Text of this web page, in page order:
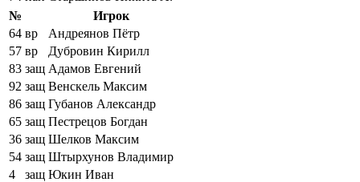
№
Игрок
64 вр
Андреянов Пётр
57 вр
Дубровин Кирилл
83 защ Адамов Евгений
92 защ Венскель Максим
86 защ Губанов Александр
65 защ Пестрецов Богдан
36 защ Шелков Максим
54 защ Штырхунов Владимир
4
защ Юкин Иван